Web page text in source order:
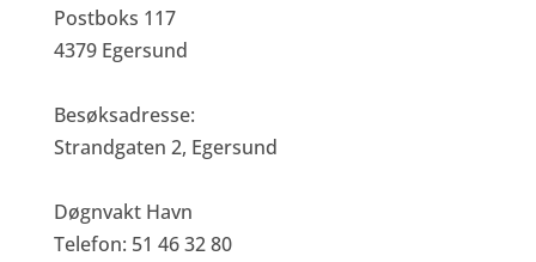
Postboks 117
4379 Egersund
Besøksadresse:
Strandgaten 2, Egersund
Døgnvakt Havn
Telefon: 51 46 32 80